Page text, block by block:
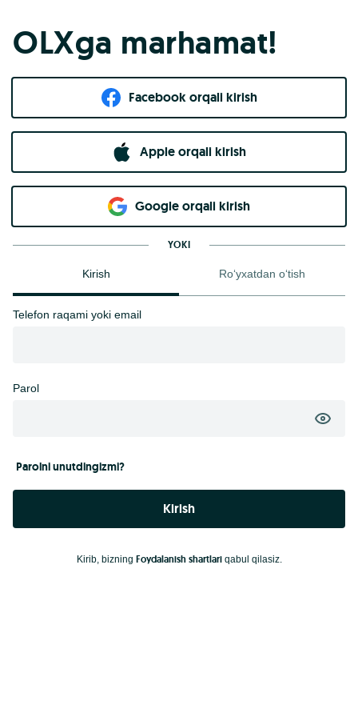
OLXga marhamat!
Facebook orqali kirish​
Apple orqali kirish
Goo​g​le orqali kirish
YOKI
Kirish Ro‘yxatdan o‘tish
Telefon raqami yoki email
Parol
Parolni unutdingizmi?
Kirish
Kirib, bizning Foydalanish shartlariqabul qilasiz.